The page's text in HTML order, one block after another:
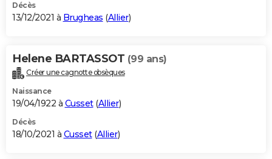
Décès
13/12/2021 à Brugheas (Allier)
Helene BARTASSOT (99 ans)
Créer une cagnotte obsèques
Naissance
19/04/1922 à Cusset(Allier)
Décès
18/10/2021 à Cusset(Allier)